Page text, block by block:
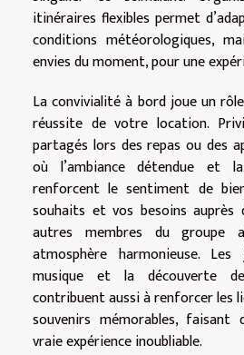
itinéraires flexibles permet
conditions météorologiques,
envies du moment, pour une
La convivialité à bord joue un
réussite de votre location.
partagés lors des repas ou des
où l’ambiance détendue et
renforcent le sentiment de
souhaits et vos besoins auprès
autres membres du groupe
atmosphère harmonieuse.
musique et la découverte
contribuent aussi à renforcer les
souvenirs mémorables,
vraie expérience inoubliable.